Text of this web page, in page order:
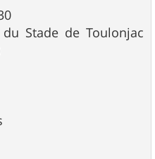
Stade de Toulonjac